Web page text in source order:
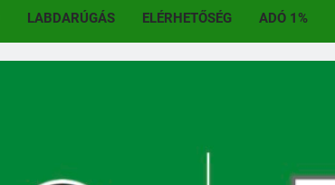
LABDARÚGÁS ELÉRHETŐSÉG ADÓ 1%